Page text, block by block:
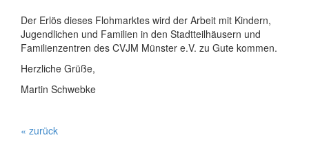
Der Erlös dieses Flohmarktes wird der Arbeit mit Kindern,
Jugendlichen und Familien in den Stadtteilhäusern und
Familienzentren des CVJM Münster e.V. zu Gute kommen.
Herzliche Grüße,
Martin Schwebke
« zurück